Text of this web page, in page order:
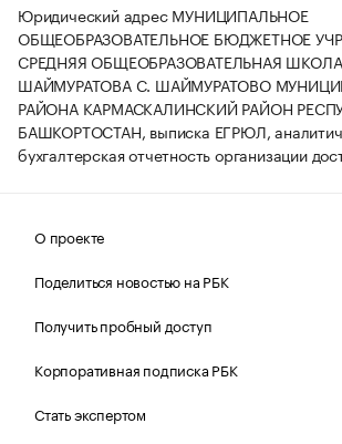
Юридический адрес МУНИЦИПАЛЬНОЕ
ОБЩЕОБРАЗОВАТЕЛЬНОЕ БЮДЖЕТНОЕ
СРЕДНЯЯ ОБЩЕОБРАЗОВАТЕЛЬНАЯ
ШАЙМУРАТОВА С. ШАЙМУРАТОВО
РАЙОНА КАРМАСКАЛИНСКИЙ РАЙОН
БАШКОРТОСТАН, выписка ЕГРЮЛ,
бухгалтерская отчетность организации
О проекте
Поделиться новостью на РБК
Получить пробный доступ
Корпоративная подписка РБК
Стать экспертом